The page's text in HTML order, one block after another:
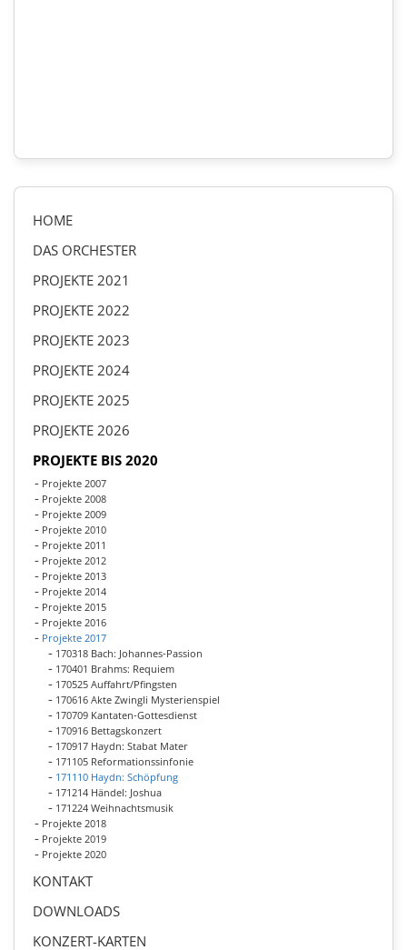
HOME
DAS ORCHESTER
PROJEKTE 2021
PROJEKTE 2022
PROJEKTE 2023
PROJEKTE 2024
PROJEKTE 2025
PROJEKTE 2026
PROJEKTE BIS 2020
Projekte 2007
Projekte 2008
Projekte 2009
Projekte 2010
Projekte 2011
Projekte 2012
Projekte 2013
Projekte 2014
Projekte 2015
Projekte 2016
Projekte 2017
170318 Bach: Johannes-Passion
170401 Brahms: Requiem
170525 Auffahrt/Pfingsten
170616 Akte Zwingli Mysterienspiel
170709 Kantaten-Gottesdienst
170916 Bettagskonzert
170917 Haydn: Stabat Mater
171105 Reformationssinfonie
171110 Haydn: Schöpfung
171214 Händel: Joshua
171224 Weihnachtsmusik
Projekte 2018
Projekte 2019
Projekte 2020
KONTAKT
DOWNLOADS
KONZERT-KARTEN